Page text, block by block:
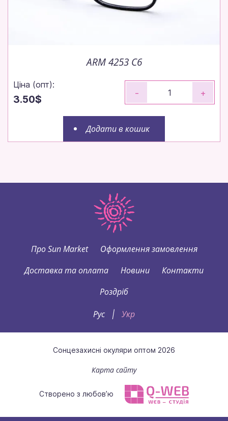
ARM 4253 C6
Ціна (опт):
3.50$
- +
Додати в кошик
Про Sun Market
Оформлення замовлення
Доставка та оплата
Новини
Контакти
Роздріб
Рус
| Укр
Сонцезахисні окуляри оптом 2026
Карта сайту
Створено з любов’ю